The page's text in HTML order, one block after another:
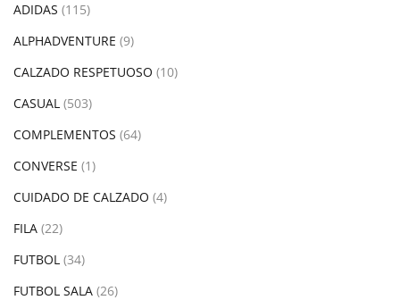
ADIDAS (115)
ALPHADVENTURE (9)
CALZADO RESPETUOSO (10)
CASUAL (503)
COMPLEMENTOS (64)
CONVERSE (1)
CUIDADO DE CALZADO (4)
FILA (22)
FUTBOL (34)
FUTBOL SALA (26)